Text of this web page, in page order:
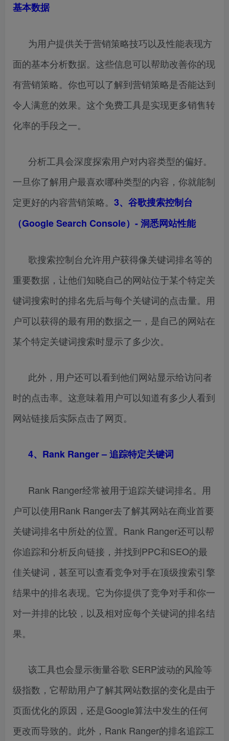
基本数据
为用户提供关于营销策略技巧以及性能表现方
面的基本分析数据。这些信息可以帮助改善你的现
有营销策略。你也可以了解到营销策略是否能达到
令人满意的效果。这个免费工具是实现更多销售转
化率的手段之一。
分析工具会深度探索用户对内容类型的偏好。
一旦你了解用户最喜欢哪种类型的内容，你就能制
定更好的内容营销策略。 3、 谷歌搜索控制台
（Google Search Console）- 洞悉网站性能
歌搜索控制台允许用户获得像关键词排名等的
重要数据，让他们知晓自己的网站位于某个特定关
键词搜索时的排名先后与每个关键词的点击量。用
户可以获得的最有用的数据之一，是自己的网站在
某个特定关键词搜索时显示了多少次。
此外，用户还可以看到他们网站显示给访问者
时的点击率。这意味着用户可以知道有多少人看到
网站链接后实际点击了网页。
4、 Rank Ranger – 追踪特定关键词
Rank Ranger经常被用于追踪关键词排名。用
户可以使用Rank Ranger去了解其网站在商业首要
关键词排名中所处的位置。Rank Ranger还可以帮
你追踪和分析反向链接，并找到PPC和SEO的最
佳关键词，甚至可以查看竞争对手在顶级搜索引擎
结果中的排名表现。它为你提供了竞争对手和你一
对一并排的比较，以及相对应每个关键词的排名结
果。
该工具也会显示衡量谷歌 SERP波动的风险等
级指数，它帮助用户了解其网站数据的变化是由于
页面优化的原因，还是Google算法中发生的任何
更改而导致的。此外，Rank Ranger的排名追踪工